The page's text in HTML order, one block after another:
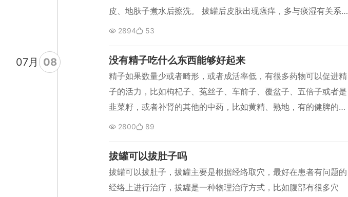
皮、地肤子煮水后擦洗。 拔罐后皮肤出现瘙痒，多与痰湿有关系，
有的患者可能有皮肤过敏，也会容易起风疹、荨麻疹，如有过敏性
是湿气大，还有一种是脾虚、阳虚引起，过敏中医叫阳虚，需要进
行分辨。
2894 53
没有精子吃什么东西能够好起来
精子如果数量少或者畸形，或者成活率低，有很多药物可以促进精
子的活力，比如枸杞子、菟丝子、车前子、覆盆子、五倍子或者是
韭菜籽，或者补肾的其他的中药，比如黄精、熟地，有的健脾的药
物也可以，如炒白术，让精子的活力好起来，而且会使精子的数量
这些药物要综合使用，根据每个病人的情况辨证论治，这样效果才
能达到最好。
2800 89
07月 08
拔罐可以拔肚子吗
拔罐可以拔肚子，拔罐主要是根据经络取穴，最好在患者有问题的
经络上进行治疗，拔罐是一种物理治疗方式，比如腹部有很多穴